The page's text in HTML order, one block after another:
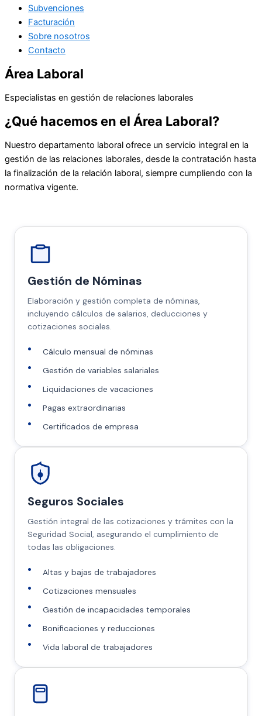
Subvenciones
Facturación
Sobre nosotros
Contacto
Área Laboral
Especialistas en gestión de relaciones laborales
¿Qué hacemos en el Área Laboral?
Nuestro departamento laboral ofrece un servicio integral en la
gestión de las relaciones laborales, desde la contratación hasta
la finalización de la relación laboral, siempre cumpliendo con la
normativa vigente.
Gestión de Nóminas
Elaboración y gestión completa de nóminas,
incluyendo cálculos de salarios, deducciones y
cotizaciones sociales.
Cálculo mensual de nóminas
Gestión de variables salariales
Liquidaciones de vacaciones
Pagas extraordinarias
Certificados de empresa
Seguros Sociales
Gestión integral de las cotizaciones y trámites con la
Seguridad Social, asegurando el cumplimiento de
todas las obligaciones.
Altas y bajas de trabajadores
Cotizaciones mensuales
Gestión de incapacidades temporales
Bonificaciones y reducciones
Vida laboral de trabajadores